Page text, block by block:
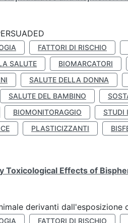
FATTORI DI RISCHIO
SALUTE BIOMARCATORI
SALUTE DELLA DONNA
SALUTE DEL BAMBINO
BIOMONITORAGGIO STUDI
PLASTICIZZANTI
Effects of
derivanti dall'esposizione
FATTORI DI RISCHIO